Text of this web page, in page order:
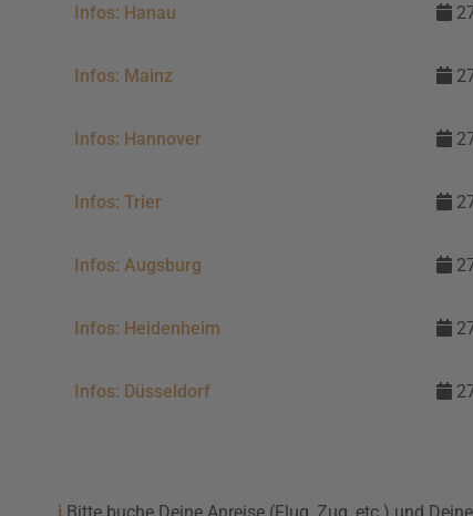
Infos: Hanau
Infos: Mainz
Infos: Hannover
Infos: Trier
Infos: Augsburg
Infos: Heidenheim
Infos: Düsseldorf
i Bitte buche Deine Anreise (Flug, Zug, etc.) und